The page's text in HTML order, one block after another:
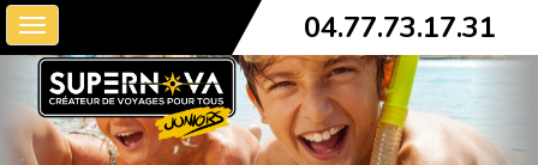
Toggle
navigation
04.77.73.17.31